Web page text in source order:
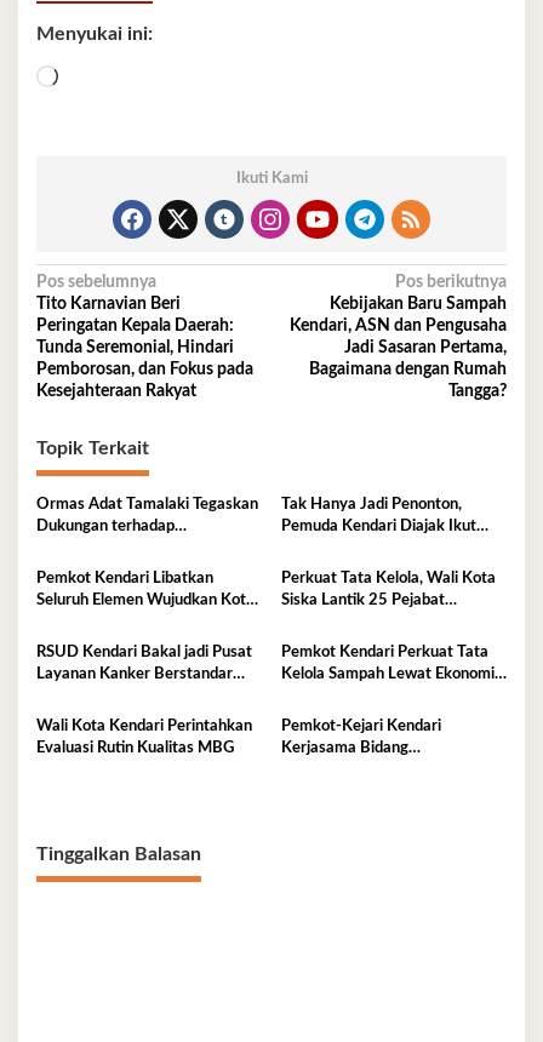
Menyukai ini:
Memuat...
Ikuti Kami
Navigasi
pos
Pos sebelumnya
Tito Karnavian Beri
Peringatan Kepala Daerah:
Tunda Seremonial, Hindari
Pemborosan, dan Fokus pada
Kesejahteraan Rakyat
Pos berikutnya
Kebijakan Baru Sampah
Kendari, ASN dan Pengusaha
Jadi Sasaran Pertama,
Bagaimana dengan Rumah
Tangga?
Topik Terkait
Ormas Adat Tamalaki Tegaskan
Dukungan terhadap
Tak Hanya Jadi Penonton,
Pemuda Kendari Diajak Ikut
Pemkot Kendari Libatkan
Seluruh Elemen Wujudkan Kota
Perkuat Tata Kelola, Wali Kota
Siska Lantik 25 Pejabat
RSUD Kendari Bakal jadi Pusat
Layanan Kanker Berstandar
Pemkot Kendari Perkuat Tata
Kelola Sampah Lewat Ekonomi
Wali Kota Kendari Perintahkan
Evaluasi Rutin Kualitas MBG
Pemkot-Kejari Kendari
Kerjasama Bidang
Tinggalkan Balasan